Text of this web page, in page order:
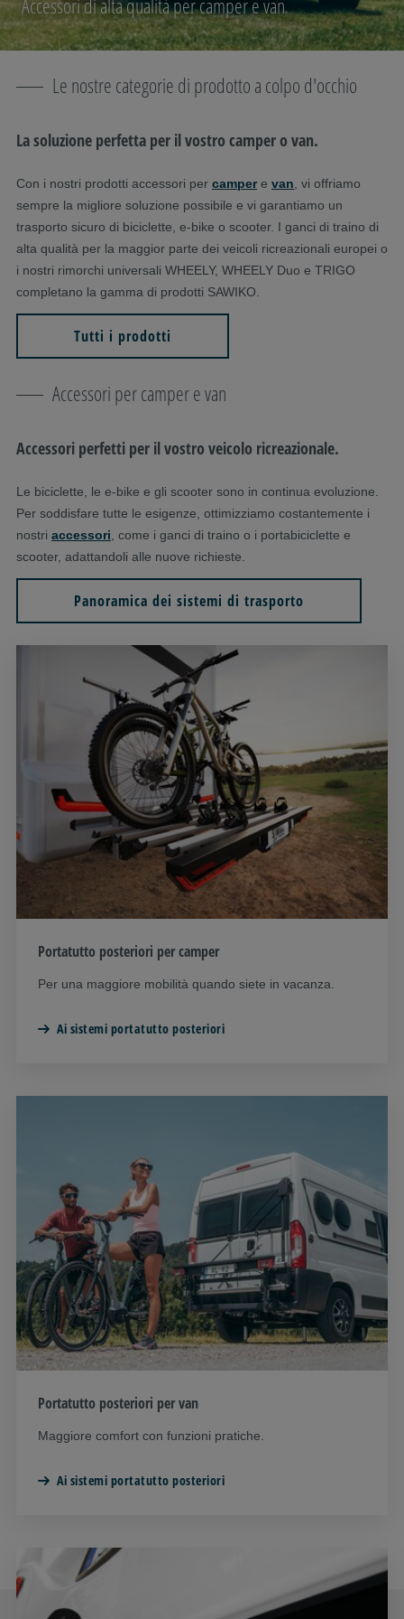
Accessori di alta qualità per camper e van
Le nostre categorie di prodotto a colpo d'occhio
La soluzione perfetta per il vostro camper o van.
Con i nostri prodotti accessori per campere van , vi offriamo
sempre la migliore soluzione possibile e vi garantiamo un
trasporto sicuro di biciclette, e-bike o scooter. I ganci di traino di
alta qualità per la maggior parte dei veicoli ricreazionali europei o
i nostri rimorchi universali WHEELY, WHEELY Duo e TRIGO
completano la gamma di prodotti SAWIKO.
Tutti i prodotti
Accessori per camper e van
Accessori perfetti per il vostro veicolo ricreazionale.
Le biciclette, le e-bike e gli scooter sono in continua evoluzione.
Per soddisfare tutte le esigenze, ottimizziamo costantemente i
nostri accessori , come i ganci di traino o i portabiciclette e
scooter, adattandoli alle nuove richieste.
Panoramica dei sistemi di trasporto
Portatutto posteriori per camper
Per una maggiore mobilità quando siete in vacanza.
Ai sistemi portatutto posteriori
Portatutto posteriori per van
Maggiore comfort con funzioni pratiche.
Ai sistemi portatutto posteriori